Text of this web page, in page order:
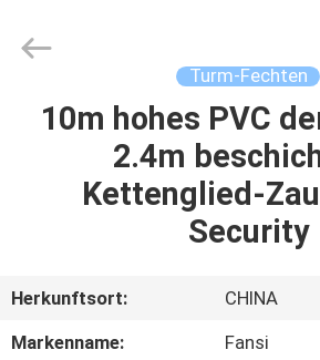
HAUS
PRODUKTE
UNS
Products
Co.,Ltd.
Reserved.
Developed
Turm-Fechten
10m hohes PVC
2.4m
Kettenglied-
Security
Herkunftsort:
CHINA
Markenname:
Fansi